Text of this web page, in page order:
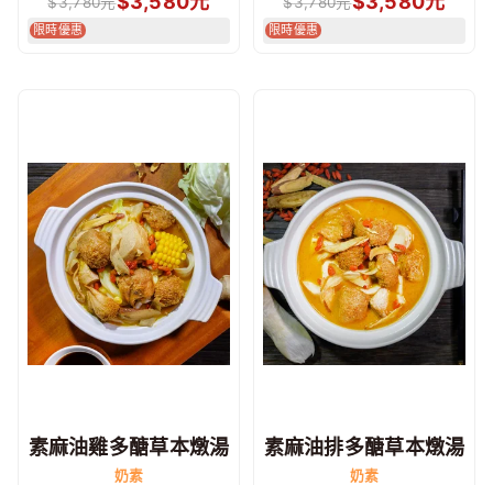
限時優惠 限時優惠
素麻油雞多醣草本燉湯
奶素
素麻油排多醣草本燉湯
奶素